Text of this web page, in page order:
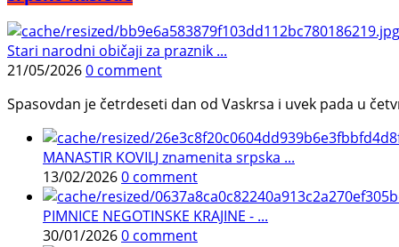
Stari narodni običaji za praznik ...
21/05/20260 comment
Spasovdan je četrdeseti dan od Vaskrsa i uvek pada u
MANASTIR KOVILJ znamenita srpska ...
13/02/20260 comment
PIMNICE NEGOTINSKE KRAJINE - ...
30/01/20260 comment